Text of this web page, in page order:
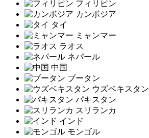
フィリピン
カンボジア
タイ
ミャンマー
ラオス
ネパール
中国
ブータン
ウズベキスタン
パキスタン
スリランカ
インド
モンゴル